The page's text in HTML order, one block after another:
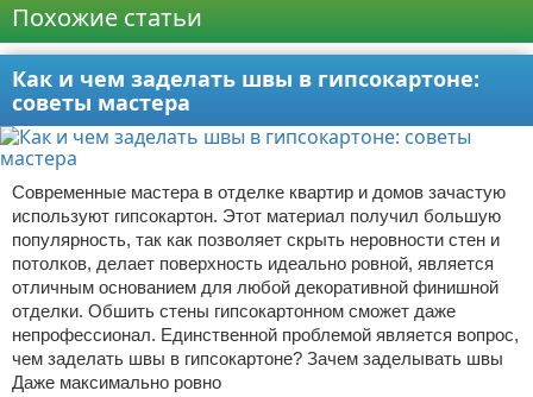
Похожие статьи
Как и чем заделать швы в гипсокартоне:
советы мастера
Современные мастера в отделке квартир и домов зачастую
используют гипсокартон. Этот материал получил большую
популярность, так как позволяет скрыть неровности стен и
потолков, делает поверхность идеально ровной, является
отличным основанием для любой декоративной финишной
отделки. Обшить стены гипсокартонном сможет даже
непрофессионал. Единственной проблемой является вопрос,
чем заделать швы в гипсокартоне? Зачем заделывать швы
Даже максимально ровно